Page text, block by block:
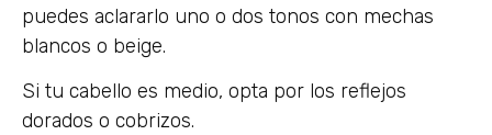
puedes aclararlo uno o dos tonos con mechas
blancos o beige.
Si tu cabello es medio, opta por los reflejos
dorados o cobrizos.